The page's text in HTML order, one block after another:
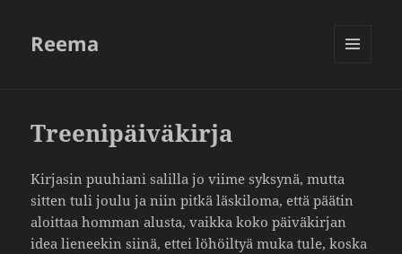
Reema
Treenipäiväkirja
Kirjasin puuhiani salilla jo viime syksynä, mutta
sitten tuli joulu ja niin pitkä läski­loma, että päätin
aloittaa homman alusta, vaikka koko päivä­kirjan
idea lieneekin siinä, ettei löhöiltyä muka tule, koska